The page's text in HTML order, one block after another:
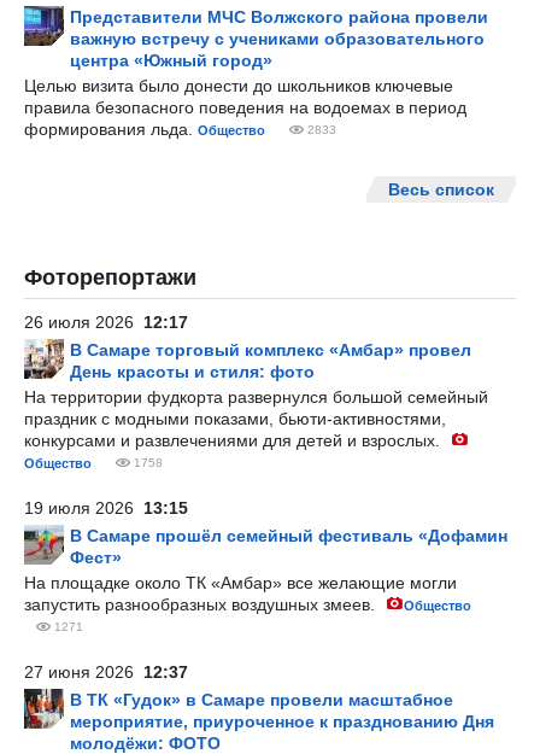
Представители МЧС Волжского района провели
важную встречу с учениками образовательного
центра «Южный город»
Целью визита было донести до школьников ключевые
правила безопасного поведения на водоемах в период
формирования льда.
Общество 2833
Весь список
Фоторепортажи
26 июля 2026 12:17
В Самаре торговый комплекс «Амбар» провел
День красоты и стиля: фото
На территории фудкорта развернулся большой семейный
праздник с модными показами, бьюти-активностями,
конкурсами и развлечениями для детей и взрослых.
Общество 1758
19 июля 2026 13:15
В Самаре прошёл семейный фестиваль «Дофамин
Фест»
На площадке около ТК «Амбар» все желающие могли
запустить разнообразных воздушных змеев.
Общество
1271
27 июня 2026 12:37
В ТК «Гудок» в Самаре провели масштабное
мероприятие, приуроченное к празднованию Дня
молодёжи: ФОТО